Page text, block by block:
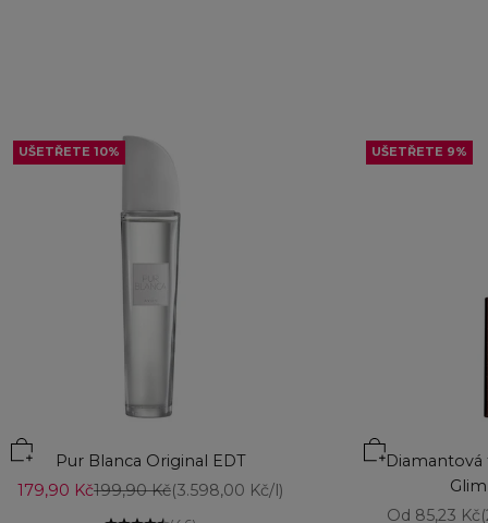
UŠETŘETE 10%
Pur Blanca Original EDT
Prodejní cena
179,90 KčBěžná cena
199,90 Kč(3.598,00 Kč/l)
UŠETŘETE 9%
Přidat do košíku
Diamantová
Prodejní
Od 85,23 Kč